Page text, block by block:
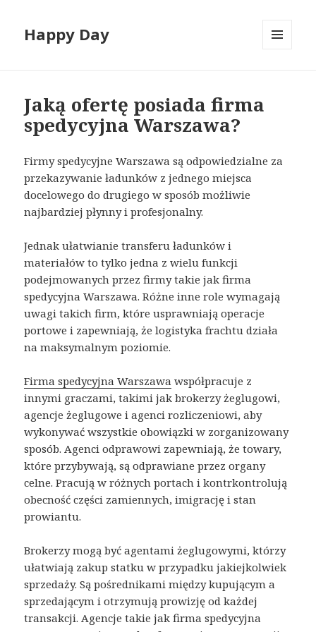
Happy Day
Jaką ofertę posiada firma
spedycyjna Warszawa?
Firmy spedycyjne Warszawa są odpowiedzialne za
przekazywanie ładunków z jednego miejsca
docelowego do drugiego w sposób możliwie
najbardziej płynny i profesjonalny.
Jednak ułatwianie transferu ładunków i
materiałów to tylko jedna z wielu funkcji
podejmowanych przez firmy takie jak firma
spedycyjna Warszawa. Różne inne role wymagają
uwagi takich firm, które usprawniają operacje
portowe i zapewniają, że logistyka frachtu działa
na maksymalnym poziomie.
Firma spedycyjna Warszawa współpracuje z
innymi graczami, takimi jak brokerzy żeglugowi,
agencje żeglugowe i agenci rozliczeniowi, aby
wykonywać wszystkie obowiązki w zorganizowany
sposób. Agenci odprawowi zapewniają, że towary,
które przybywają, są odprawiane przez organy
celne. Pracują w różnych portach i kontrkontrolują
obecność części zamiennych, imigrację i stan
prowiantu.
Brokerzy mogą być agentami żeglugowymi, którzy
ułatwiają zakup statku w przypadku jakiejkolwiek
sprzedaży. Są pośrednikami między kupującym a
sprzedającym i otrzymują prowizję od każdej
transakcji. Agencje takie jak firma spedycyjna